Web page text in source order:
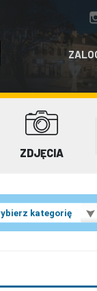
ZDJĘCIA
kategorię